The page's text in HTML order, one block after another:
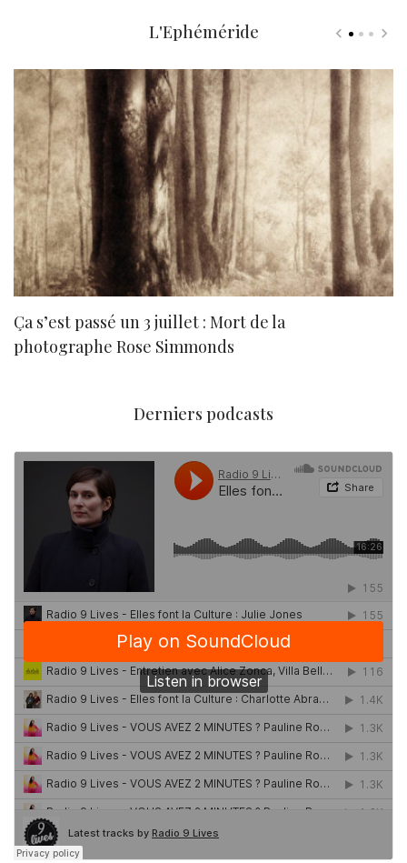
L'Ephéméride
Ça s’est passé un 3 juillet : Mort de la
photographe Rose Simmonds
Derniers podcasts